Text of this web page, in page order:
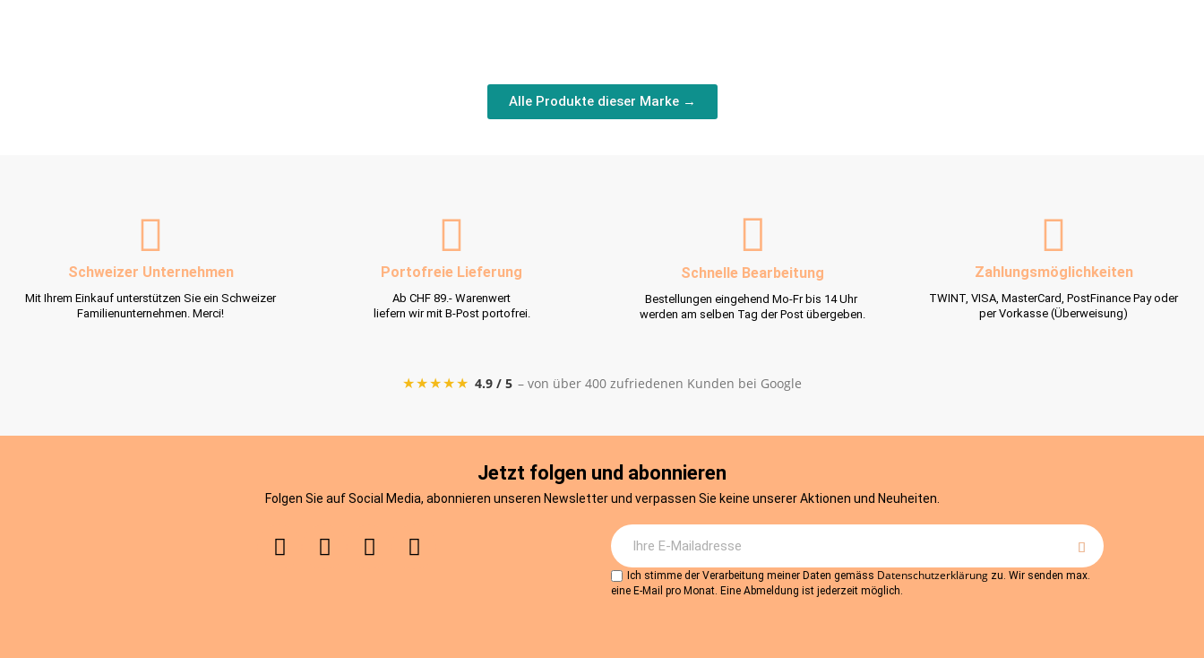
Alle Produkte dieser Marke →
Schweizer Unternehmen
Mit Ihrem Einkauf unterstützen Sie ein Schweizer
Familienunternehmen. Merci!
Portofreie Lieferung
Ab CHF 89.- Warenwert
liefern wir mit B-Post portofrei.
Schnelle Bearbeitung
Bestellungen eingehend Mo-Fr bis 14 Uhr
werden am selben Tag der Post übergeben.
Zahlungsmöglichkeiten
TWINT, VISA, MasterCard, PostFinance Pay oder
per Vorkasse (Überweisung)
★★★★★ 4.9 / 5 – von über 400 zufriedenen Kunden bei Google
Jetzt folgen und abonnieren
Folgen Sie auf Social Media, abonnieren unseren Newsletter und verpassen Sie keine unserer Aktionen und Neuheiten.
Ich stimme der Verarbeitung meiner Daten gemäss Datenschutzerklärung zu. Wir senden max.
eine E-Mail pro Monat. Eine Abmeldung ist jederzeit möglich.